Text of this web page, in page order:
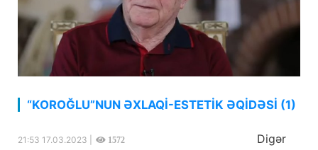
“KOROĞLU”NUN ƏXLAQİ-ESTETİK ƏQİDƏSİ (1)
21:53 17.03.2023 | 1572 Digər